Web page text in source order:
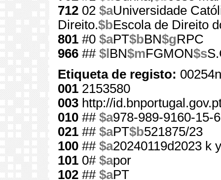
712 02 $aUniversidade
Direito.$bEscola de Direito
801 #0 $aPT$bBN$gRPC
966 ## $l BN$mFGMON$s
Etiqueta de registo:
001 2153580
003 http://
010 ## $a978-989-9160-15-6
021 ## $aPT$b521875/23
100 ## $a20240119d2023 k
101 0# $apor
102 ## $aPT